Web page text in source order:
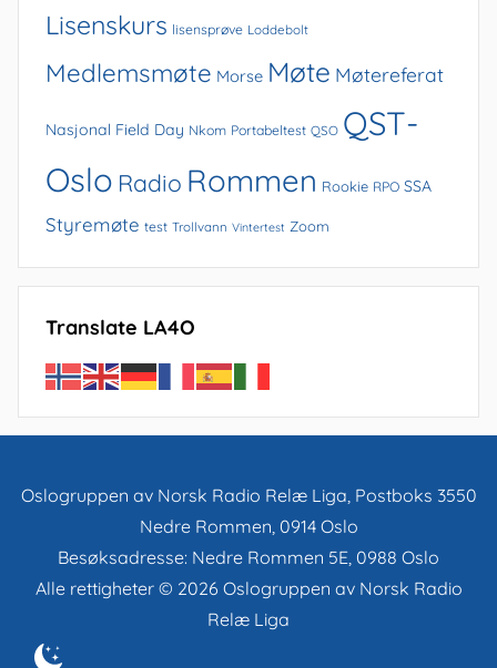
Lisenskurs lisensprøve Loddebolt
Medlemsmøte Morse Møte Møtereferat
Nasjonal Field Day Nkom Portabeltest QSO QST-
Oslo Radio Rommen Rookie RPO SSA
Styremøte test Trollvann Vintertest Zoom
Translate LA4O
Oslogruppen av Norsk Radio Relæ Liga, Postboks 3550
Nedre Rommen, 0914 Oslo
Besøksadresse: Nedre Rommen 5E, 0988 Oslo
Alle rettigheter © 2026 Oslogruppen av Norsk Radio
Relæ Liga